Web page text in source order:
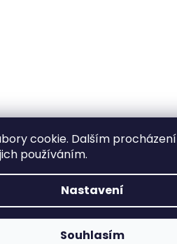
cookie. Dalším
používáním.
Nastavení
Souhlasím